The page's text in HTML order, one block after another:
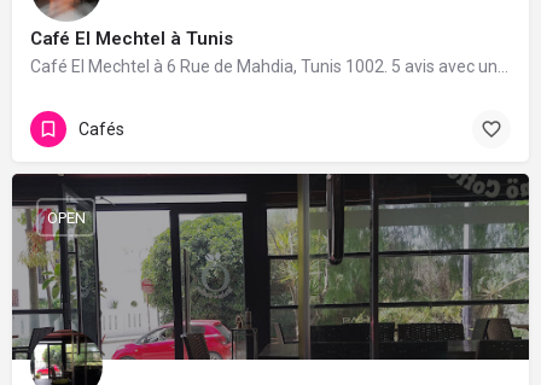
Café El Mechtel à Tunis
Café El Mechtel à 6 Rue de Mahdia, Tunis 1002. 5 avis avec une note de 4.8/5.
Cafés
OPEN